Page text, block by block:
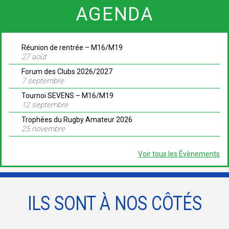
AGENDA
Réunion de rentrée – M16/M19
27 août
Forum des Clubs 2026/2027
7 septembre
Tournoi SEVENS – M16/M19
12 septembre
Trophées du Rugby Amateur 2026
25 novembre
Voir tous les Évènements
ILS SONT À NOS CÔTÉS